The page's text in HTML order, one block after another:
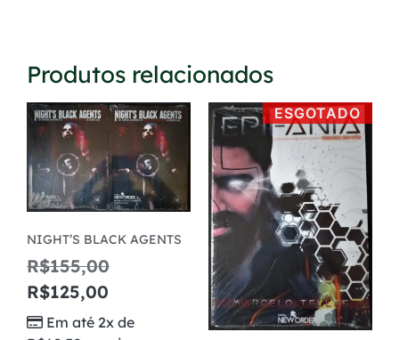
Produtos relacionados
NIGHT’S BLACK AGENTS
R$155,00
R$125,00
Em até 2x de
ESGOTADO